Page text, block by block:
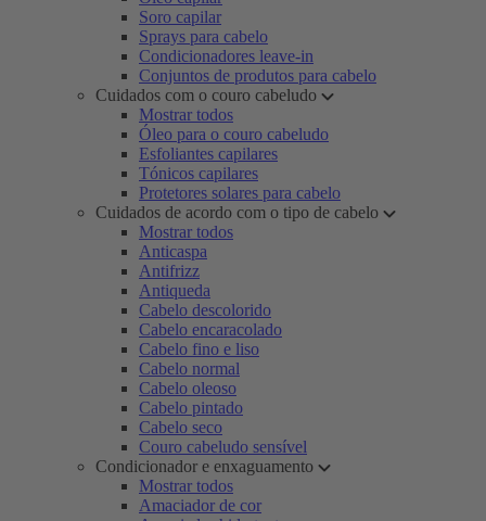
Soro capilar
Sprays para cabelo
Condicionadores leave-in
Conjuntos de produtos para cabelo
Cuidados com o couro cabeludo
Mostrar todos
Óleo para o couro cabeludo
Esfoliantes capilares
Tónicos capilares
Protetores solares para cabelo
Cuidados de acordo com o tipo de cabelo
Mostrar todos
Anticaspa
Antifrizz
Antiqueda
Cabelo descolorido
Cabelo encaracolado
Cabelo fino e liso
Cabelo normal
Cabelo oleoso
Cabelo pintado
Cabelo seco
Couro cabeludo sensível
Condicionador e enxaguamento
Mostrar todos
Amaciador de cor